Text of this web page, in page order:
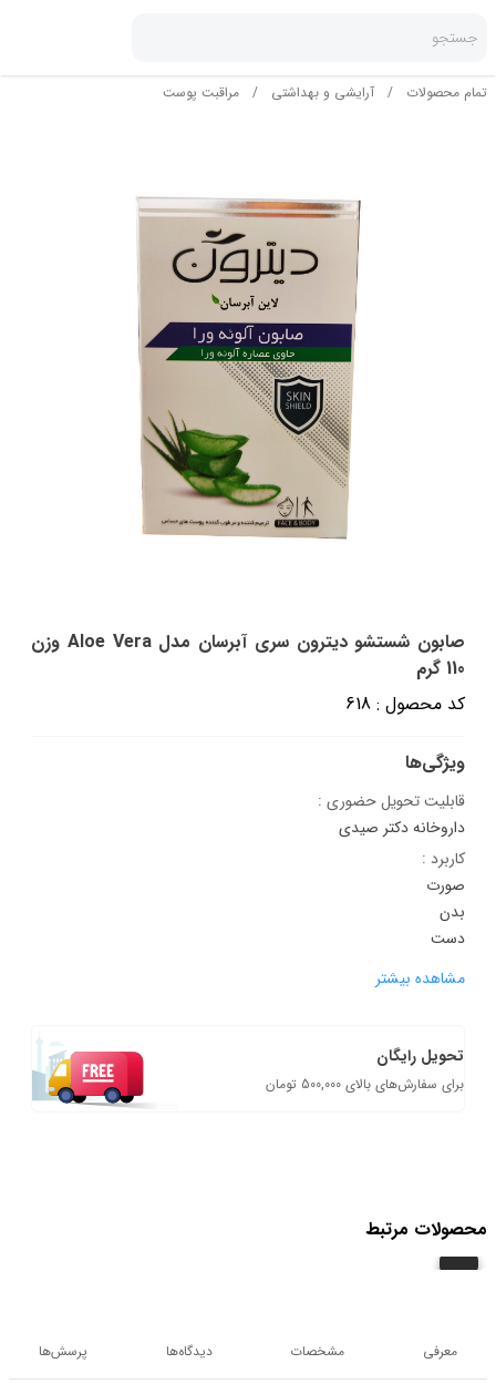
جستجو
تمام محصولات / آرایشی و بهداشتی / مراقبت پوست
صابون شستشو دیترون سری آبرسان مدل Aloe Vera وزن
110 گرم
کد محصول : 618
ویژگی‌ها
قابلیت تحویل حضوری :
داروخانه دکتر صیدی
کاربرد :
صورت
بدن
دست
مشاهده بیشتر
تحویل رایگان
برای سفارش‌های بالای 500,000 تومان
محصولات مرتبط
معرفی مشخصات دیدگاه‌ها پرسش‌ها